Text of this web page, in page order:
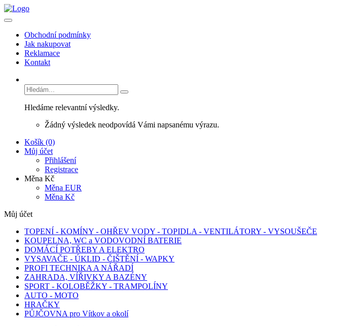
Obchodní podmínky
Jak nakupovat
Reklamace
Kontakt
Hledáme relevantní výsledky.
Žádný výsledek neodpovídá Vámi napsanému výrazu.
Košík (0)
Můj účet
Přihlášení
Registrace
Měna Kč
Měna EUR
Měna Kč
Můj účet
TOPENÍ - KOMÍNY - OHŘEV VODY - TOPIDLA - VENTILÁTORY - VYSOUŠEČE
KOUPELNA, WC a VODOVODNÍ BATERIE
DOMÁCÍ POTŘEBY A ELEKTRO
VYSAVAČE - ÚKLID - ČIŠTĚNÍ - WAPKY
PROFI TECHNIKA A NÁŘADÍ
ZAHRADA, VÍŘIVKY A BAZÉNY
SPORT - KOLOBĚŽKY - TRAMPOLÍNY
AUTO - MOTO
HRAČKY
PŮJČOVNA pro Vítkov a okolí